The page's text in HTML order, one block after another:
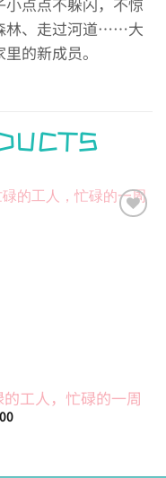
林、走过河道……大
的新成员。
的工人，忙碌的一周